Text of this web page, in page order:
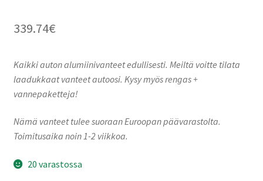
339.74€
Kaikki auton alumiinivanteet edullisesti. Meiltä voitte tilata
laadukkaat vanteet autoosi. Kysy myös rengas +
vannepaketteja!
Nämä vanteet tulee suoraan Euroopan päävarastolta.
Toimitusaika noin 1-2 viikkoa.
20 varastossa